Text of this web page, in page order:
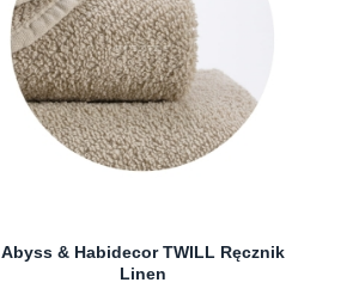
Abyss & Habidecor TWILL Ręcznik
Linen